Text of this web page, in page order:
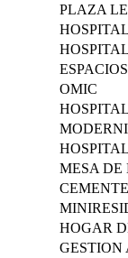
PLAZA
OMIC
MESA DE
HOGAR